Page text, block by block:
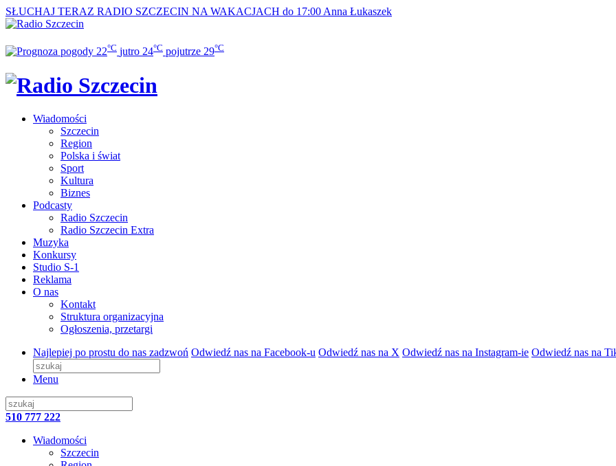
SŁUCHAJ TERAZ RADIO SZCZECIN NA WAKACJACH do 17:00 Anna Łukaszek
22°C jutro 24°C pojutrze 29°C
Wiadomości
Szczecin
Region
Polska i świat
Sport
Kultura
Biznes
Podcasty
Radio Szczecin
Radio Szczecin Extra
Muzyka
Konkursy
Studio S-1
Reklama
O nas
Kontakt
Struktura organizacyjna
Ogłoszenia, przetargi
Najlepiej po prostu do nas zadzwoń Odwiedź nas na Facebook-u Odwiedź nas na X Odwiedź nas na Instagram-ie Odwiedź nas na
Menu
510 777 222
Wiadomości
Szczecin